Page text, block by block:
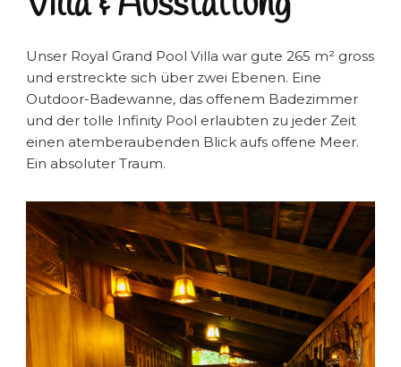
Unser Royal Grand Pool Villa war gute 265 m² gross
und erstreckte sich über zwei Ebenen. Eine
Outdoor-Badewanne, das offenem Badezimmer
und der tolle Infinity Pool erlaubten zu jeder Zeit
einen atemberaubenden Blick aufs offene Meer.
Ein absoluter Traum.